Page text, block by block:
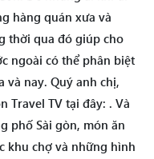
hàng quán xưa và
thời qua đó giúp cho
ngoài có thể phân biệt
và nay. Quý anh chị,
Travel TV tại đây: . Và
phố Sài gòn, món ăn
khu chợ và những hình